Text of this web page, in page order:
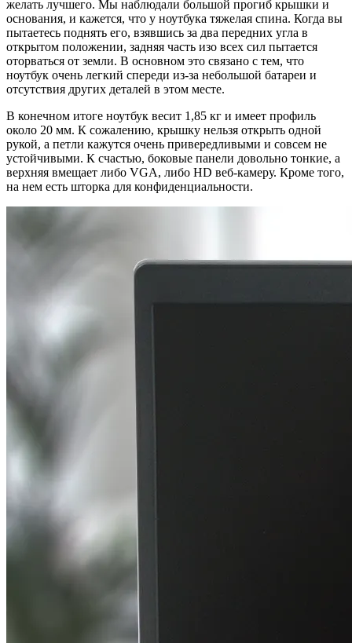
желать лучшего. Мы наблюдали большой прогиб крышки и
основания, и кажется, что у ноутбука тяжелая спина. Когда вы
пытаетесь поднять его, взявшись за два передних угла в
открытом положении, задняя часть изо всех сил пытается
оторваться от земли. В основном это связано с тем, что
ноутбук очень легкий спереди из-за небольшой батареи и
отсутствия других деталей в этом месте.
В конечном итоге ноутбук весит 1,85 кг и имеет профиль
около 20 мм. К сожалению, крышку нельзя открыть одной
рукой, а петли кажутся очень привередливыми и совсем не
устойчивыми. К счастью, боковые панели довольно тонкие, а
верхняя вмещает либо VGA, либо HD веб-камеру. Кроме того,
на нем есть шторка для конфиденциальности.